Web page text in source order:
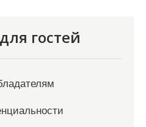
гостей